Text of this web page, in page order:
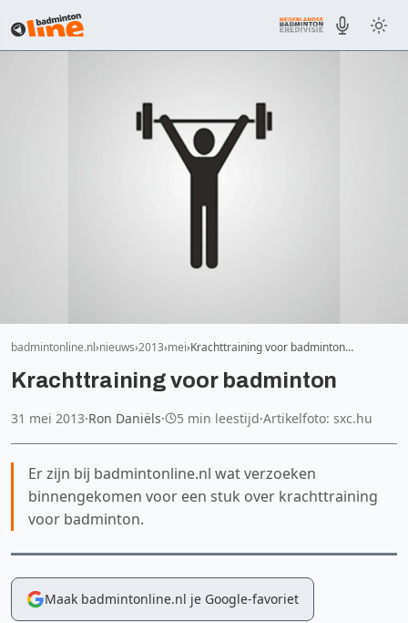
badmintonline.nl nieuws 2013 mei Krachttraining voor badminton…
Krachttraining voor badminton
31 mei 2013·Ron Daniëls· 5 min leestijd·Artikelfoto: sxc.hu
Er zijn bij badmintonline.nl wat verzoeken
binnengekomen voor een stuk over krachttraining
voor badminton.
Maak badmintonline.nl je Google-favoriet